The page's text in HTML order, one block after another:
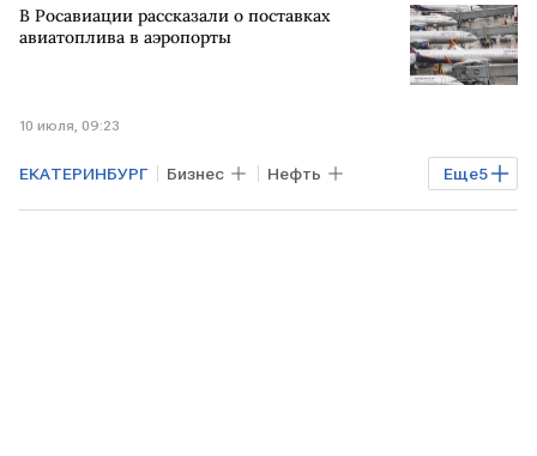
САНКТ-ПЕТЕРБУРГ
В Росавиации рассказали о поставках
авиатоплива в аэропорты
10 июля, 09:23
Еще5
ЕКАТЕРИНБУРГ Бизнес Нефть
Александр Новак Росавиация